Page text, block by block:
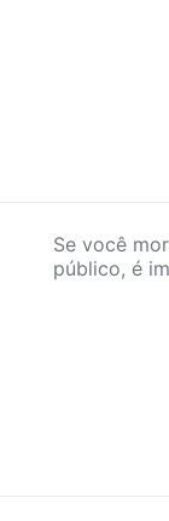
Se você
público, é